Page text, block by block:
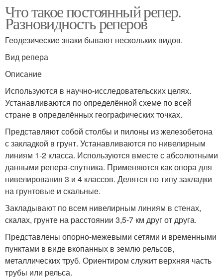
Что такое постоянный репер.
Разновидность реперов
Геодезические знаки бывают нескольких видов.
Вид репера
Описание
Используются в научно-исследовательских целях.
Устанавливаются по определённой схеме по всей
стране в определённых географических точках.
Представляют собой столбы и пилоны из железобетона
с закладкой в грунт. Устанавливаются по нивелирным
линиям 1-2 класса. Используются вместе с абсолютными
данными репера-спутника. Применяются как опора для
нивелирования 3 и 4 классов. Делятся по типу закладки
на грунтовые и скальные.
Закладывают по всем нивелирным линиям в стенах,
скалах, грунте на расстоянии 3,5-7 км друг от друга.
Представлены опорно-межевыми сетями и временными
пунктами в виде вкопанных в землю рельсов,
металлических труб. Ориентиром служит верхняя часть
трубы или рельса.